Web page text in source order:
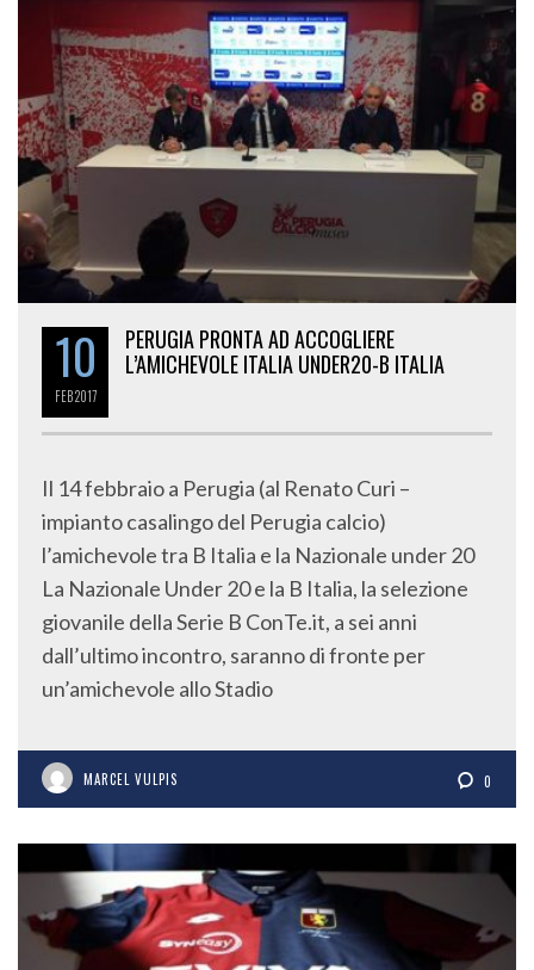
10
FEB2017
PERUGIA PRONTA AD ACCOGLIERE
L’AMICHEVOLE ITALIA UNDER20-B ITALIA
Il 14 febbraio a Perugia (al Renato Curi –
impianto casalingo del Perugia calcio)
l’amichevole tra B Italia e la Nazionale under 20
La Nazionale Under 20 e la B Italia, la selezione
giovanile della Serie B ConTe.it, a sei anni
dall’ultimo incontro, saranno di fronte per
un’amichevole allo Stadio
MARCEL VULPIS 0